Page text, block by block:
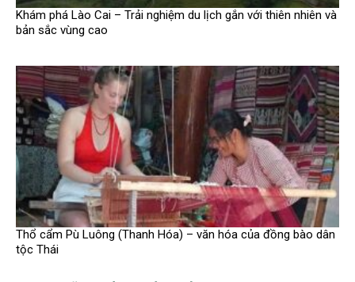
Khám phá Lào Cai – Trải nghiệm du lịch gắn với thiên nhiên và
bản sắc vùng cao
Thổ cẩm Pù Luông (Thanh Hóa) – văn hóa của đồng bào dân
tộc Thái